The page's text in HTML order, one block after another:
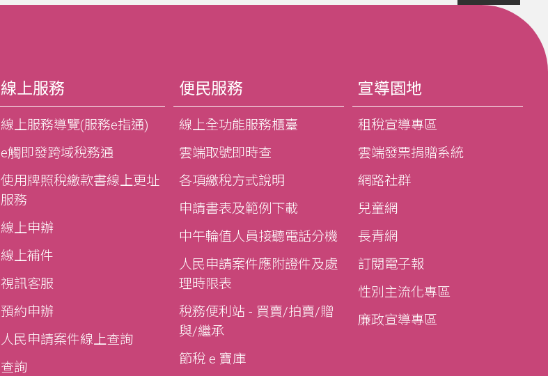
線上服務
線上服務導覽(服務e指通)
e觸即發跨域稅務通
使用牌照稅繳款書線上更址
服務
線上申辦
線上補件
視訊客服
預約申辦
人民申請案件線上查詢
查詢
便民服務
線上全功能服務櫃臺
雲端取號即時查
各項繳稅方式說明
申請書表及範例下載
中午輪值人員接聽電話分機
人民申請案件應附證件及處
理時限表
稅務便利站 - 買賣/拍賣/贈
與/繼承
節稅 e 寶庫
宣導園地
租稅宣導專區
雲端發票捐贈系統
網路社群
兒童網
長青網
訂閱電子報
性別主流化專區
廉政宣導專區